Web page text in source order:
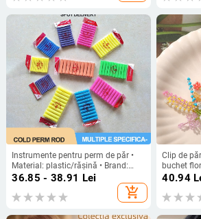
Instrumente pentru perm de păr •
Material: plastic/rășină • Brand:
Shunfa • Pentru uz general
36.85 - 38.91 Lei
add_shopping_cart
Clip de
buchet
din sticlă,
40.94